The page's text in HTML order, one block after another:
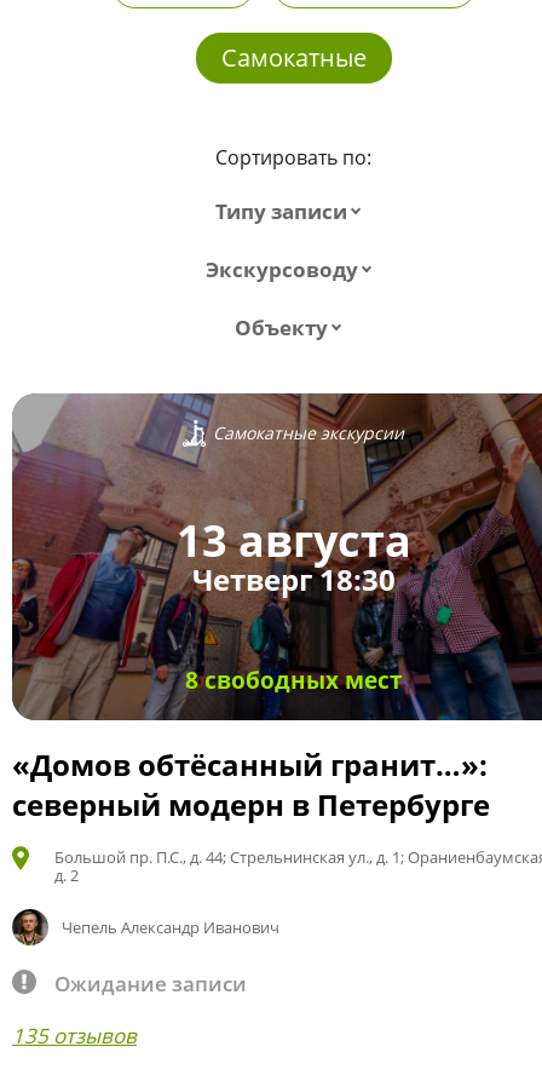
Самокатные
Сортировать по:
Типу записи
Экскурсоводу
Объекту
Самокатные экскурсии
13 августа
Четверг 18:30
8 свободных мест
«Домов обтёсанный гранит…»:
северный модерн в Петербурге
Большой пр. П.С., д. 44; Стрельнинская ул., д. 1;
д. 2
Чепель Александр Иванович
Ожидание записи
135 отзывов